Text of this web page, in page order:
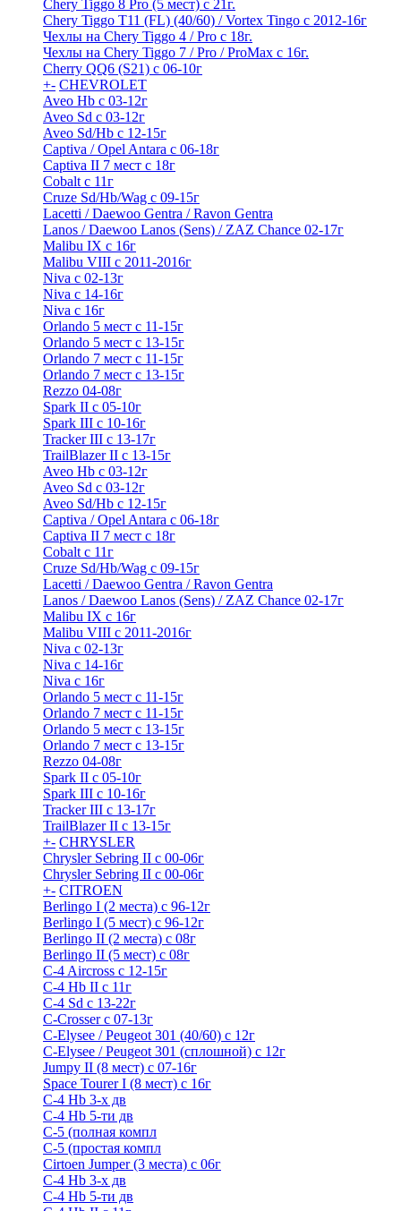
Chery Tiggo 8 Pro (5 мест) с 21г.
Chery Tiggo T11 (FL) (40/60) / Vortex Tingo с 2012-16г
Чехлы на Chery Tiggo 4 / Pro с 18г.
Чехлы на Chery Tiggo 7 / Pro / ProMax с 16г.
Cherry QQ6 (S21) с 06-10г
+- CHEVROLET
Aveo Hb с 03-12г
Aveo Sd с 03-12г
Aveo Sd/Hb с 12-15г
Captiva / Opel Antara с 06-18г
Captiva II 7 мест с 18г
Cobalt с 11г
Cruze Sd/Hb/Wag c 09-15г
Lacetti / Daewoo Gentra / Ravon Gentra
Lanos / Daewoo Lanos (Sens) / ZAZ Chance 02-17г
Malibu IX с 16г
Malibu VIII с 2011-2016г
Niva с 02-13г
Niva с 14-16г
Niva с 16г
Orlando 5 мест с 11-15г
Orlando 5 мест с 13-15г
Orlando 7 мест с 11-15г
Orlando 7 мест с 13-15г
Rezzo 04-08г
Spark II с 05-10г
Spark III с 10-16г
Tracker III с 13-17г
TrailBlazer II с 13-15г
Aveo Hb с 03-12г
Aveo Sd с 03-12г
Aveo Sd/Hb с 12-15г
Captiva / Opel Antara с 06-18г
Captiva II 7 мест с 18г
Cobalt с 11г
Cruze Sd/Hb/Wag c 09-15г
Lacetti / Daewoo Gentra / Ravon Gentra
Lanos / Daewoo Lanos (Sens) / ZAZ Chance 02-17г
Malibu IX с 16г
Malibu VIII с 2011-2016г
Niva с 02-13г
Niva с 14-16г
Niva с 16г
Orlando 5 мест с 11-15г
Orlando 7 мест с 11-15г
Orlando 5 мест с 13-15г
Orlando 7 мест с 13-15г
Rezzo 04-08г
Spark II с 05-10г
Spark III с 10-16г
Tracker III с 13-17г
TrailBlazer II с 13-15г
+- CHRYSLER
Chrysler Sebring II с 00-06г
Chrysler Sebring II с 00-06г
+- CITROEN
Berlingo I (2 места) с 96-12г
Berlingo I (5 мест) с 96-12г
Berlingo II (2 места) с 08г
Berlingo II (5 мест) с 08г
C-4 Airсross с 12-15г
C-4 Hb II с 11г
C-4 Sd c 13-22г
C-Crosser с 07-13г
C-Elysee / Peugeot 301 (40/60) с 12г
C-Elysee / Peugeot 301 (сплошной) с 12г
Jumpy II (8 мест) с 07-16г
Space Tourer I (8 мест) с 16г
С-4 Hb 3-х дв
С-4 Hb 5-ти дв
С-5 (полная компл
С-5 (простая компл
Cirtoen Jumper (3 места) с 06г
С-4 Hb 3-х дв
С-4 Hb 5-ти дв